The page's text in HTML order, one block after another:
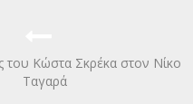
του Κώστα Σκρέκα στον Νίκο
Ταγαρά